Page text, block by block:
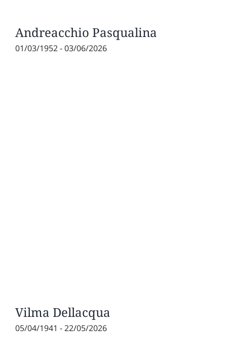
Andreacchio Pasqualina
01/03/1952 - 03/06/2026
Vilma Dellacqua
05/04/1941 - 22/05/2026